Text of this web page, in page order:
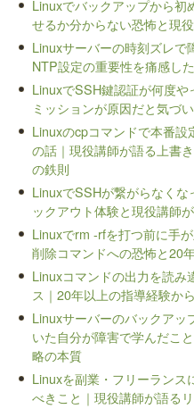
Linuxでバックアップから初
せるか分からない恐怖と現
Linuxサーバーの時刻ズレで
NTP設定の重要性を痛感し
LinuxでSSH鍵認証が何度
ミッションが原因だと気づ
Linuxのcpコマンドで本番設
の話｜現役講師が語る上書
の鉄則
LinuxでSSHが繋がらなく
ックアウト体験と現役講師
Linuxでrm -rfを打つ前に手
削除コマンドへの恐怖と20
Linuxコマンドの出力を読み
ス｜20年以上の指導経験か
Linuxサーバーのバックアッ
いた自分が障害で学んだこ
略の本質
Linuxを副業・フリーランス
べきこと｜現役講師が語る